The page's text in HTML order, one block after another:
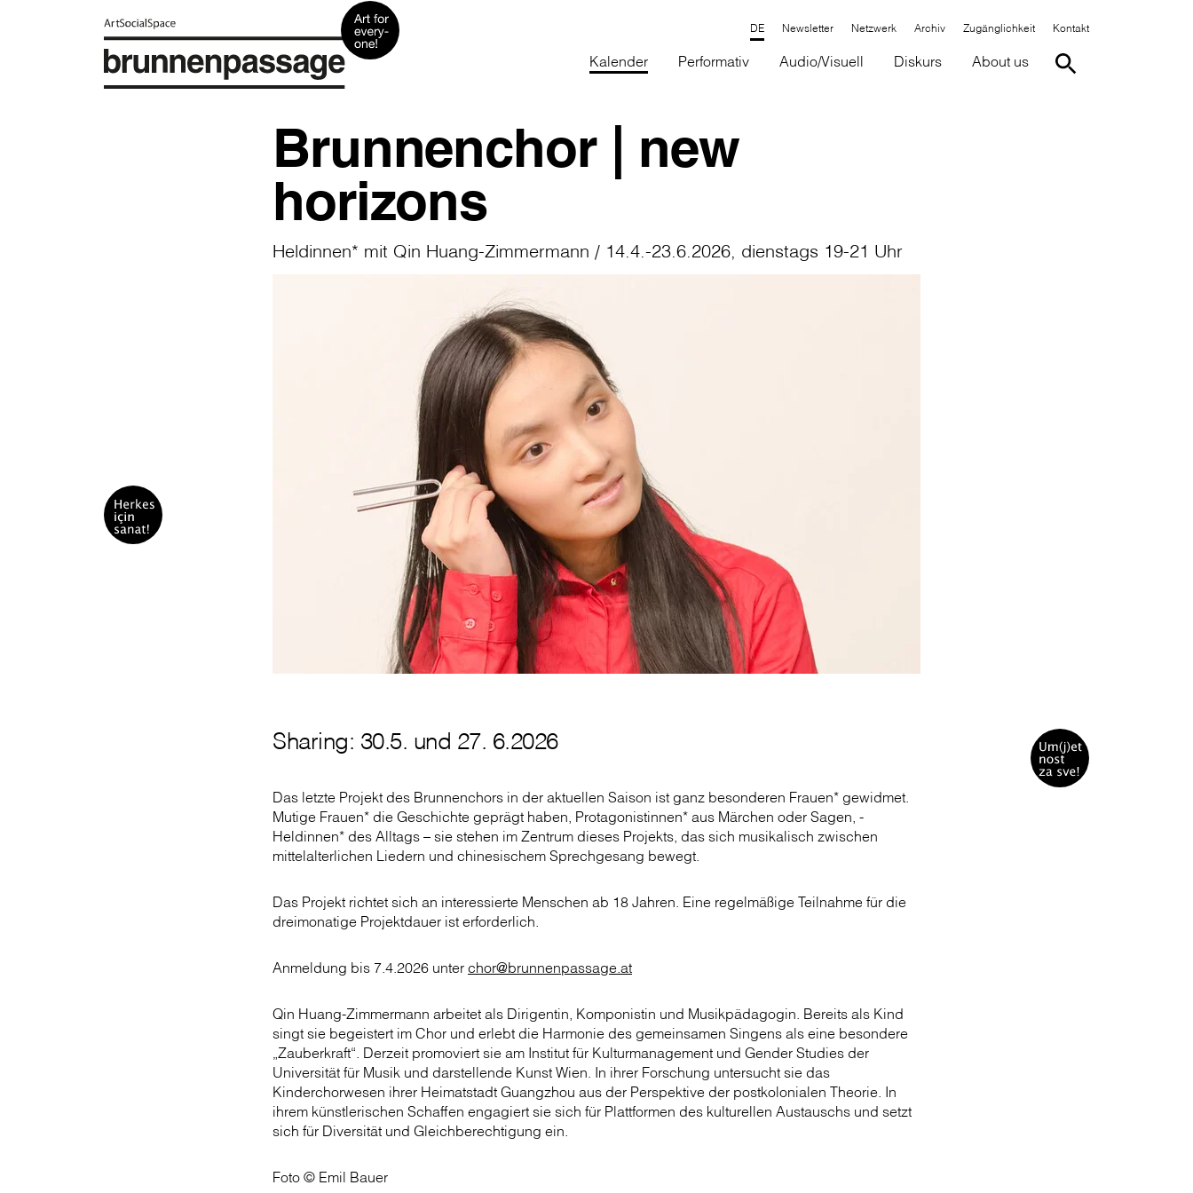
Newsletter Netzwerk Archiv Zugänglichkeit Kontakt
Kalender Performativ Audio/Visuell Diskurs About us
Brunnenchor | new
horizons
Heldinnen* mit Qin Huang-Zimmermann / 14.4.-23.6.2026, dienstags 19-21 Uhr
Sharing: 30.5. und 27. 6.2026
Das letzte Projekt des Brunnenchors in der aktuellen Saison ist ganz besonderen Frauen* gewidmet.
Mutige Frauen* die Geschichte geprägt haben, Protagonistinnen* aus Märchen oder Sagen, ­
Heldinnen* des Alltags – sie stehen im Zentrum dieses Projekts, das sich musikalisch zwischen
mittelalterlichen Liedern und chinesischem Sprechgesang bewegt.
Das Projekt richtet sich an interessierte Menschen ab 18 Jahren. Eine regelmäßige Teilnahme für die
dreimonatige Projektdauer ist erforderlich.
Anmeldung bis 7.4.2026 unter chor@brunnenpassage.at
Qin Huang-Zimmermann arbeitet als Dirigentin, Komponistin und Musikpädagogin. Bereits als Kind
singt sie begeistert im Chor und erlebt die Harmonie des gemeinsamen Singens als eine besondere
„Zauberkraft“. Derzeit promoviert sie am Institut für Kulturmanagement und Gender Studies der
Universität für Musik und darstellende Kunst Wien. In ihrer Forschung untersucht sie das
Kinderchorwesen ihrer Heimatstadt Guangzhou aus der Perspektive der postkolonialen Theorie. In
ihrem künstlerischen Schaffen engagiert sie sich für Plattformen des kulturellen Austauschs und setzt
sich für Diversität und Gleichberechtigung ein.
Foto © Emil Bauer